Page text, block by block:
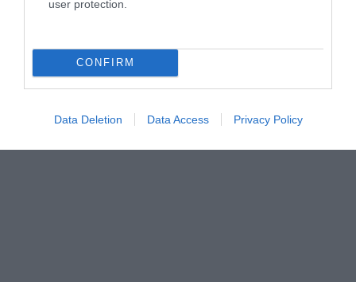
user protection.
CONFIRM
Data Deletion Data Access Privacy Policy